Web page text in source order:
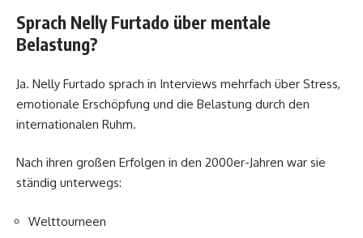
Sprach Nelly Furtado über mentale
Belastung?
Ja. Nelly Furtado sprach in Interviews mehrfach über Stress,
emotionale Erschöpfung und die Belastung durch den
internationalen Ruhm.
Nach ihren großen Erfolgen in den 2000er-Jahren war sie
ständig unterwegs:
Welttourneen